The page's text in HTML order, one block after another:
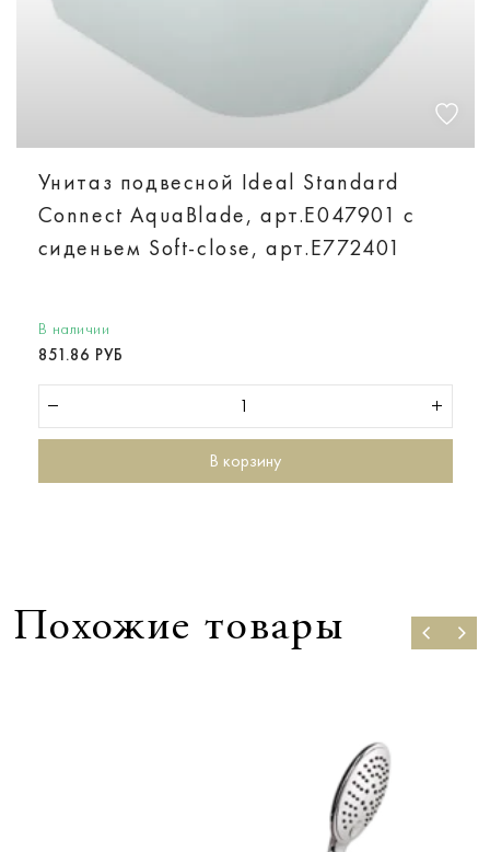
Унитаз подвесной Ideal Standard
Connect AquaBlade, арт.E047901 с
сиденьем Soft-close, арт.E772401
В наличии
851.86 РУБ
В корзину
Похожие товары